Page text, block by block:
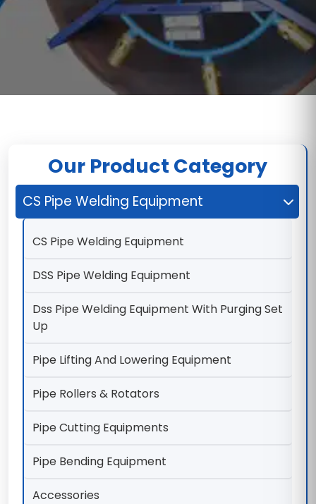
Our Product Category
CS Pipe Welding Equipment
CS Pipe Welding Equipment
DSS Pipe Welding Equipment
Dss Pipe Welding Equipment With Purging Set
Up
Pipe Lifting And Lowering Equipment
Pipe Rollers & Rotators
Pipe Cutting Equipments
Pipe Bending Equipment
Accessories